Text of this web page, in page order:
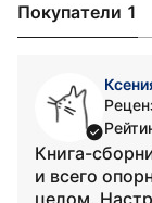
Покупатели 1
Книга-
и всего
целом.